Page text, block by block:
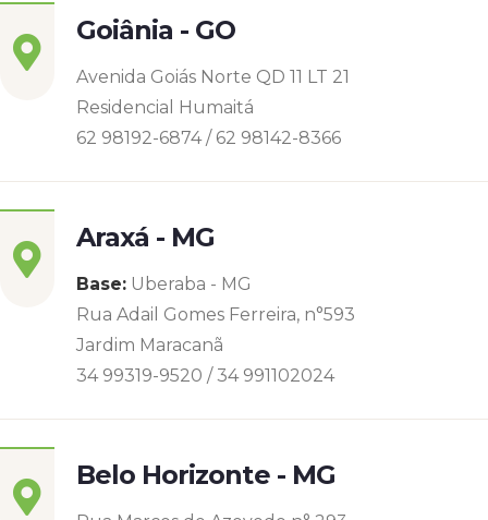
Goiânia - GO
Avenida Goiás Norte QD 11 LT 21
Residencial Humaitá
62 98192-6874 / 62 98142-8366
Araxá - MG
Base: Uberaba - MG
Rua Adail Gomes Ferreira, n°593
Jardim Maracanã
34 99319-9520 / 34 991102024
Belo Horizonte - MG